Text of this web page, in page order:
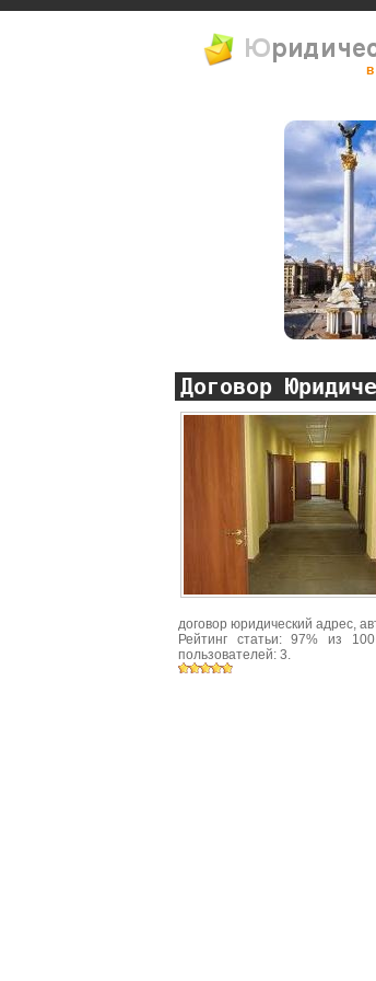
Договор
договор юридический адрес,
Рейтинг статьи:97% из 100
пользователей: 3.